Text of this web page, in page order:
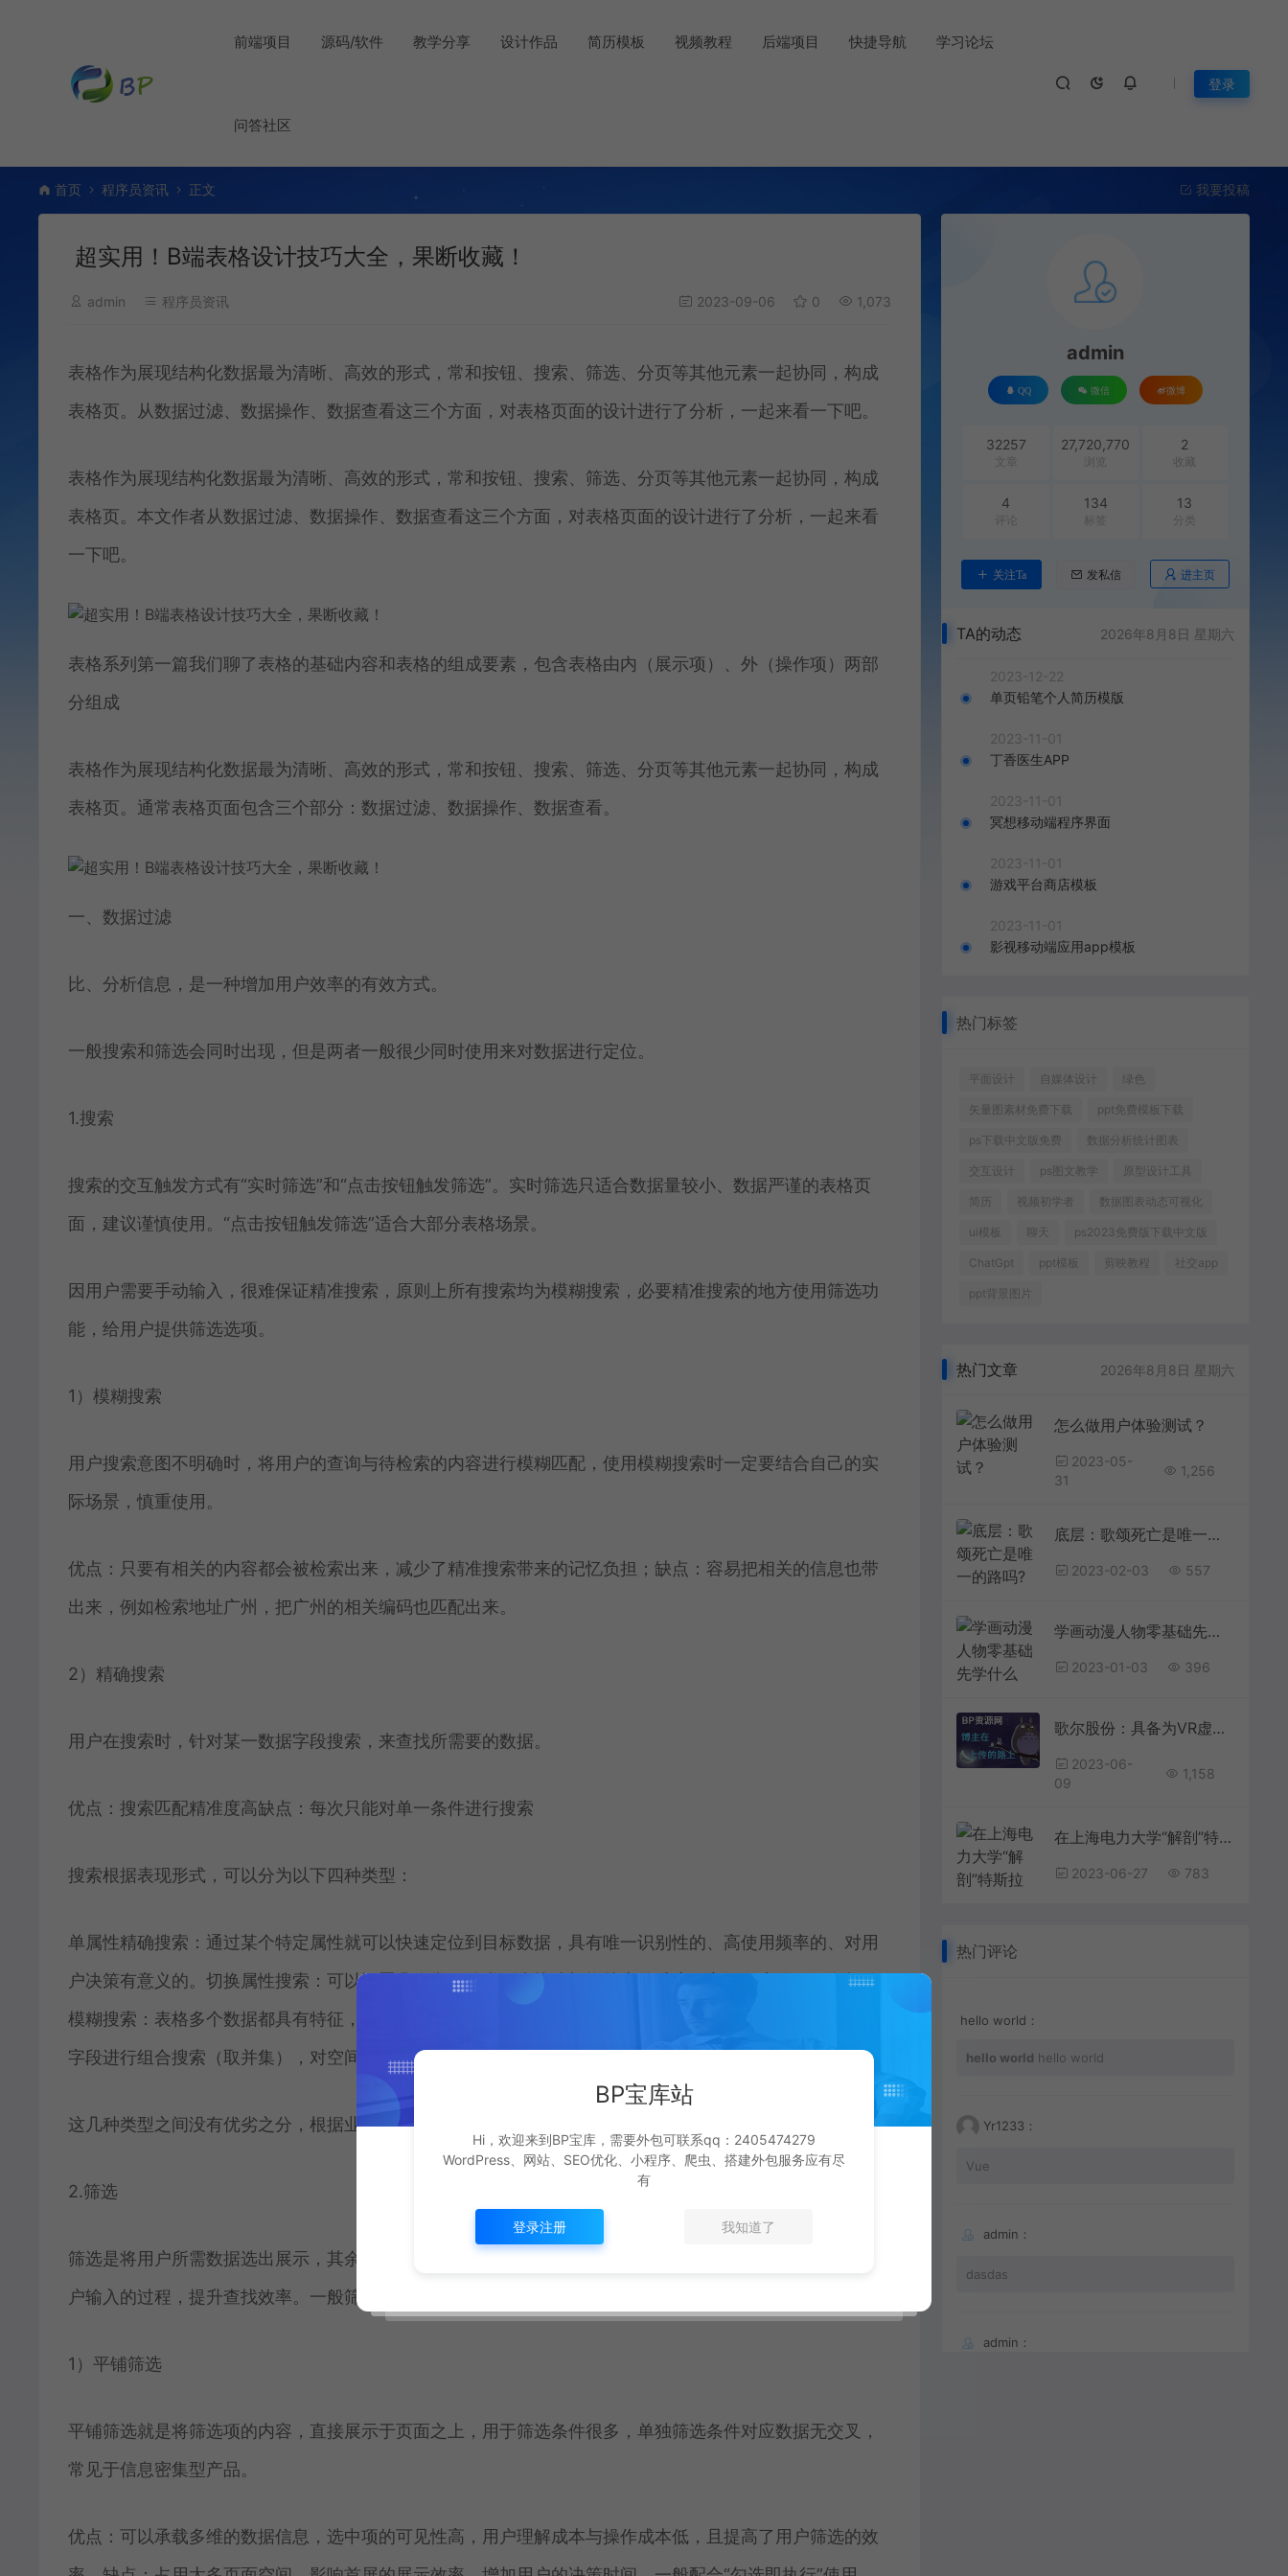
前端项目 源码/软件 教学分享 设计作品 简历模板 视频教程 后端项目 快捷导航 学习论坛
问答社区
登录
首页 程序员资讯 正文 我要投稿
超实用！B端表格设计技巧大全，果断收藏！
admin 程序员资讯 2023-09-06 0 1,073
表格作为展现结构化数据最为清晰、高效的形式，常和按钮、搜索、筛选、分页等其他元素一起协同，构成
表格页。从数据过滤、数据操作、数据查看这三个方面，对表格页面的设计进行了分析，一起来看一下吧。
表格作为展现结构化数据最为清晰、高效的形式，常和按钮、搜索、筛选、分页等其他元素一起协同，构成
表格页。本文作者从数据过滤、数据操作、数据查看这三个方面，对表格页面的设计进行了分析，一起来看
一下吧。
表格系列第一篇我们聊了表格的基础内容和表格的组成要素，包含表格由内（展示项）、外（操作项）两部
分组成
表格作为展现结构化数据最为清晰、高效的形式，常和按钮、搜索、筛选、分页等其他元素一起协同，构成
表格页。通常表格页面包含三个部分：数据过滤、数据操作、数据查看。
一、数据过滤
比、分析信息，是一种增加用户效率的有效方式。
一般搜索和筛选会同时出现，但是两者一般很少同时使用来对数据进行定位。
1.搜索
搜索的交互触发方式有“实时筛选”和“点击按钮触发筛选”。实时筛选只适合数据量较小、数据严谨的表格页
面，建议谨慎使用。“点击按钮触发筛选”适合大部分表格场景。
因用户需要手动输入，很难保证精准搜索，原则上所有搜索均为模糊搜索，必要精准搜索的地方使用筛选功
能，给用户提供筛选选项。
1）模糊搜索
用户搜索意图不明确时，将用户的查询与待检索的内容进行模糊匹配，使用模糊搜索时一定要结合自己的实
际场景，慎重使用。
优点：只要有相关的内容都会被检索出来，减少了精准搜索带来的记忆负担；缺点：容易把相关的信息也带
出来，例如检索地址广州，把广州的相关编码也匹配出来。
2）精确搜索
用户在搜索时，针对某一数据字段搜索，来查找所需要的数据。
优点：搜索匹配精准度高缺点：每次只能对单一条件进行搜索
搜索根据表现形式，可以分为以下四种类型：
单属性精确搜索：通过某个特定属性就可以快速定位到目标数据，具有唯一识别性的、高使用频率的、对用
户决策有意义的。切换属性搜索：可以设置几个常用的类别来快速切换搜索的维度，方便用户使用。多标签
模糊搜索：表格多个数据都具有特征，往往业务要求对数据的精确度较高。多属性组合搜索：可以输入多个
字段进行组合搜索（取并集），对空间的利用率高，适合更加复杂的列表内容。
这几种类型之间没有优劣之分，根据业务场景使用对应的类型即可。
2.筛选
筛选是将用户所需数据选出展示，其余数据暂时隐藏，通过筛选器的选择可以快速定位所需的数据，取消用
户输入的过程，提升查找效率。一般筛选有三种形式：
1）平铺筛选
平铺筛选就是将筛选项的内容，直接展示于页面之上，用于筛选条件很多，单独筛选条件对应数据无交叉，
常见于信息密集型产品。
优点：可以承载多维的数据信息，选中项的可见性高，用户理解成本与操作成本低，且提高了用户筛选的效
admin
QQ 微信 微博
32257
文章
27,720,770
浏览
2
收藏
4
评论
134
标签
13
分类
关注Ta 发私信 进主页
TA的动态 2026年8月8日 星期六
2023-12-22
单页铅笔个人简历模版
2023-11-01
丁香医生APP
2023-11-01
冥想移动端程序界面
2023-11-01
游戏平台商店模板
2023-11-01
影视移动端应用app模板
热门标签
平面设计 自媒体设计 绿色
矢量图素材免费下载 ppt免费模板下载
ps下载中文版免费 数据分析统计图表
交互设计 ps图文教学 原型设计工具
简历 视频初学者 数据图表动态可视化
ui模板 聊天 ps2023免费版下载中文版
ChatGpt ppt模板 剪映教程 社交app
ppt背景图片
热门文章 2026年8月8日 星期六
怎么做用户体验测试？
2023-05-
31
1,256
底层：歌颂死亡是唯一的路吗?
2023-02-03 557
学画动漫人物零基础先学什么
2023-01-03 396
歌尔股份：具备为VR虚拟现实产品提供整体系统解决方案的能力为找刺激，女子给自己注射黑寡妇蜘蛛，心率飙升188，结果如何？
2023-06-
09
1,158
在上海电力大学“解剖”特斯拉 校企携手研发3D解构示教平台培养卓越工程师明星在资本面前有多卑微？杨颖被摸胸抱起，林更新被怒骂不敢回嘴
2023-06-27 783
热门评论
hello world：
hello world hello world
Yr1233：
Vue
admin：
dasdas
admin：
BP宝库站
Hi，欢迎来到BP宝库，需要外包可联系qq：2405474279
WordPress、网站、SEO优化、小程序、爬虫、搭建外包服务应有尽
有
登录注册 我知道了